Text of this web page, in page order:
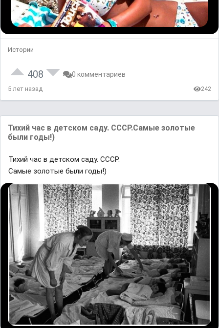
Истории
408 0 комментариев
5 лет назад 242
Тихий час в детском саду. СССР.Самые золотые
были годы!)
Тихий час в детском саду. СССР.
Самые золотые были годы!)